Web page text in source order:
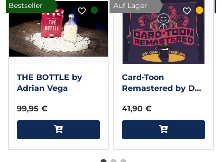
Bestseller
THE BOTTLE by
Adrian Vega
99,95 €
Auf Lager
Card-Toon
Remastered by Dan
41,90 €